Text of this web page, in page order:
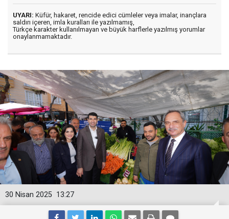
UYARI: Küfür, hakaret, rencide edici cümleler veya imalar, inançlara
saldırı içeren, imla kuralları ile yazılmamış,
Türkçe karakter kullanılmayan ve büyük harflerle yazılmış yorumlar
onaylanmamaktadır.
13:27
30 Nisan 2025